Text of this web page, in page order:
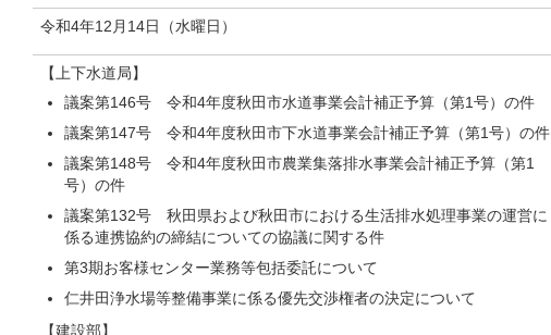
令和4年12月14日（水曜日）
【上下水道局】
議案第146号 令和4年度秋田市水道事業会計補正予算（第1号）の件
議案第147号 令和4年度秋田市下水道事業会計補正予算（第1号）の件
議案第148号 令和4年度秋田市農業集落排水事業会計補正予算（第1
号）の件
議案第132号 秋田県および秋田市における生活排水処理事業の運営に
係る連携協約の締結についての協議に関する件
第3期お客様センター業務等包括委託について
仁井田浄水場等整備事業に係る優先交渉権者の決定について
【建設部】